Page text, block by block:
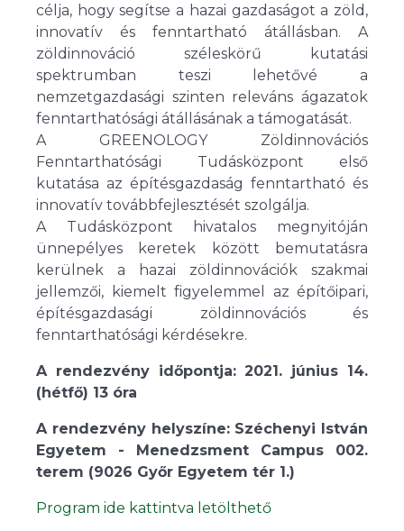
célja, hogy segítse a hazai gazdaságot a zöld,
innovatív és fenntartható átállásban. A
zöldinnováció széleskörű kutatási
spektrumban teszi lehetővé a
nemzetgazdasági szinten releváns ágazatok
fenntarthatósági átállásának a támogatását.
A GREENOLOGY Zöldinnovációs
Fenntarthatósági Tudásközpont első
kutatása az építésgazdaság fenntartható és
innovatív továbbfejlesztését szolgálja.
A Tudásközpont hivatalos megnyitóján
ünnepélyes keretek között bemutatásra
kerülnek a hazai zöldinnovációk szakmai
jellemzői, kiemelt figyelemmel az építőipari,
építésgazdasági zöldinnovációs és
fenntarthatósági kérdésekre.
A rendezvény időpontja: 2021. június 14.
(hétfő) 13 óra
A rendezvény helyszíne: Széchenyi István
Egyetem - Menedzsment Campus 002.
terem (9026 Győr Egyetem tér 1.)
Program ide kattintva letölthető